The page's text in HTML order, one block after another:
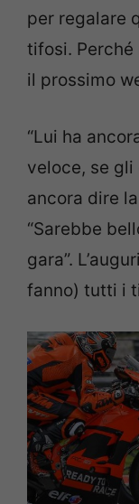
per regalare
tifosi. Perché
il prossimo
“Lui ha
veloce, se gli
ancora dire
“Sarebbe
gara”.
fanno) tutti i